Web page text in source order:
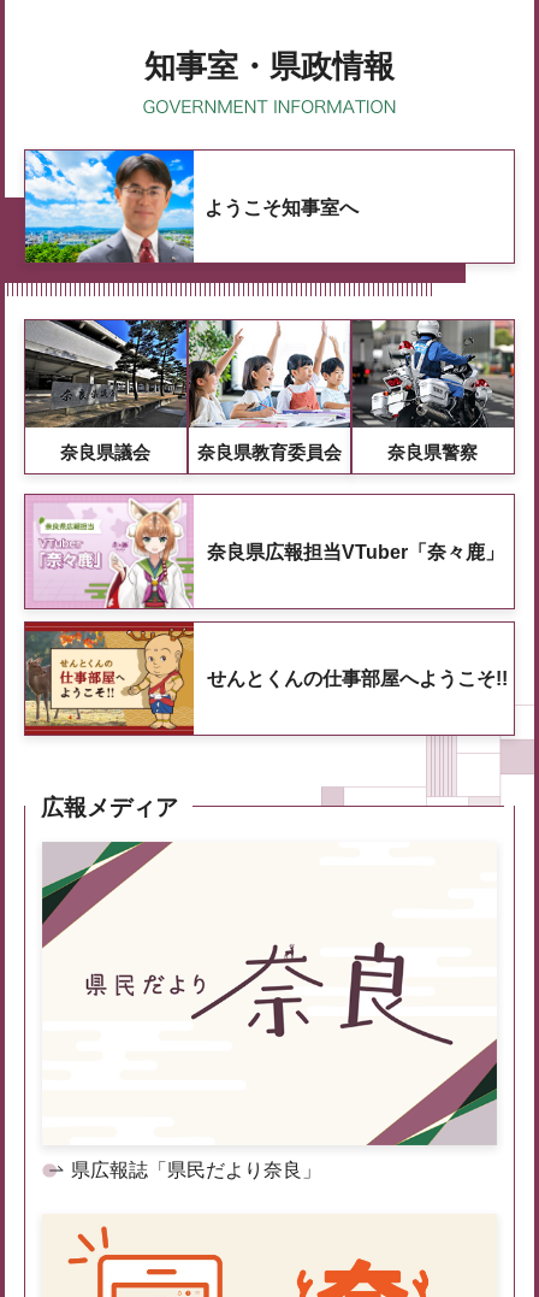
知事室・県政情報
ようこそ知事室へ
奈良県議会 奈良県教育委員会 奈良県警察
奈良県広報担当VTuber「奈々鹿」
せんとくんの仕事部屋へようこそ!!
広報メディア
県広報誌「県民だより奈良」